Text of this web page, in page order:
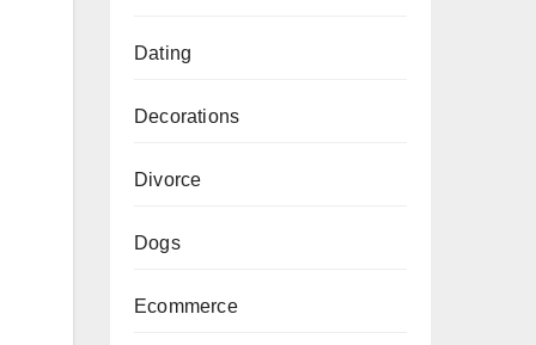
Dating
Decorations
Divorce
Dogs
Ecommerce